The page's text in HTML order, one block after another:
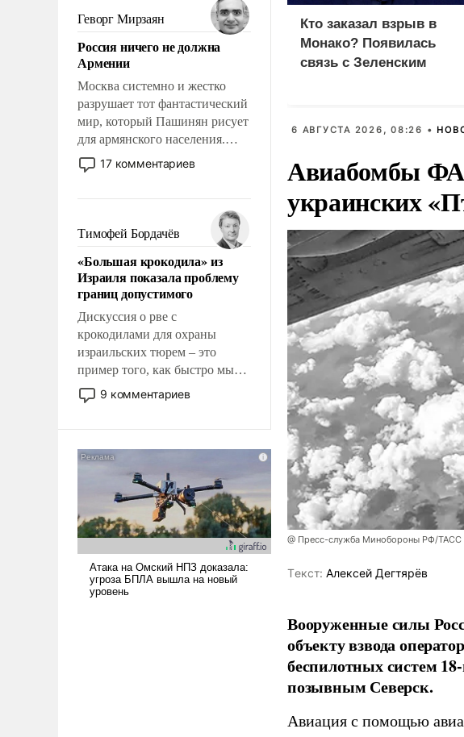
Сложившаяся ситуация
означает многолетний период
уязвимости США, например,
перед Китаем.
Геворг Мирзаян
Россия ничего не должна
Армении
Москва системно и жестко
разрушает тот фантастический
мир, который Пашинян рисует
для армянского населения.
Мир, где политические
прожекты будут безусловно
налогоплательщиков и где
Еревану за свои поступки не
нужно отвечать.
17 комментариев
Тимофей Бордачёв
«Большая крокодила» из
Израиля показала проблему
границ допустимого
Дискуссия о рве с
крокодилами для охраны
израильских тюрем – это
пример того, как быстро мы
двигаемся по пути
революционных изменений.
псевдонаучной фантастики,
стало всерьез обсуждаемой
9 комментариев
Кто заказал взрыв в
Монако? Появилась
связь с Зеленским
6 АВГУСТА 2026, 08:26 •
Авиабомбы
украинских
@ Пресс-служба Минобороны РФ/ТАСС
Tекст: Алексей Дегтярёв
Вооруженные силы
объекту взвода
беспилотных систем
позывным Северск.
Авиация с помощью